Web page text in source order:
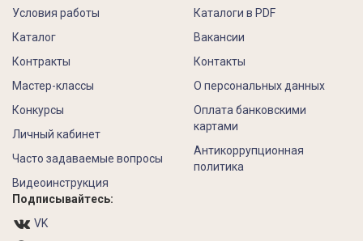
Условия работы
Каталог
Контракты
Каталоги в PDF
Вакансии
Контакты
Мастер-классы
Конкурсы
Личный кабинет
Часто задаваемые вопросы
Видеоинструкция
О персональных данных
Оплата банковскими
картами
Антикоррупционная
политика
Подписывайтесь:
VK